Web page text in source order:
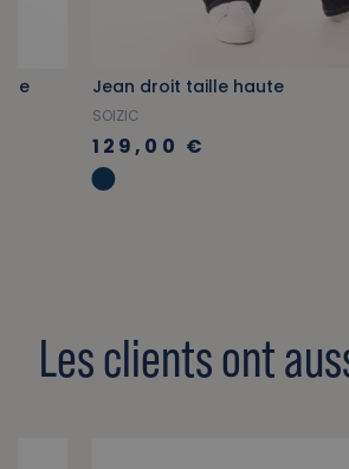
Jean droit taille haute
SOIZIC
129,00 €
Les clients ont